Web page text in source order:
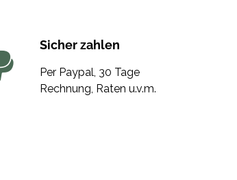
Sicher zahlen
Per Paypal, 30 Tage
Rechnung, Raten u.v.m.